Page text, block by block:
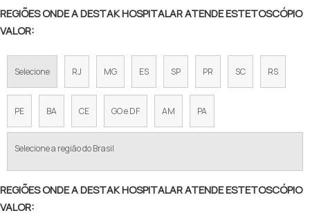
REGIÕES ONDE A DESTAK HOSPITALAR ATENDE ESTETOSCÓPIO
VALOR:
Selecione RJ MG ES SP PR SC RS
PE BA CE GO e DF AM PA
Selecione a região do Brasil
REGIÕES ONDE A DESTAK HOSPITALAR ATENDE ESTETOSCÓPIO
VALOR: